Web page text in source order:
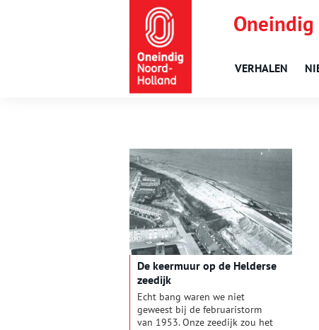
VERHALEN
De keermuur op de Helderse
zeedijk
Echt bang waren we niet
geweest bij de februaristorm
van 1953. Onze zeedijk zou het